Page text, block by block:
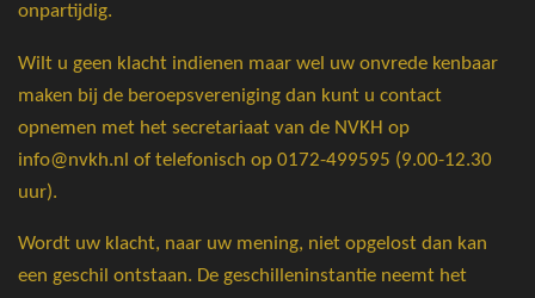
onpartijdig.
Wilt u geen klacht indienen maar wel uw onvrede kenbaar
maken bij de beroepsvereniging dan kunt u contact
opnemen met het secretariaat van de NVKH op
info@nvkh.nl of telefonisch op 0172-499595 (9.00-12.30
uur).
Wordt uw klacht, naar uw mening, niet opgelost dan kan
een geschil ontstaan. De geschilleninstantie neemt het